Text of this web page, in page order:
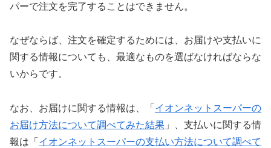
パーで注文を完了することはできません。
なぜならば、注文を確定するためには、お届けや支払いに
関する情報についても、最適なものを選ばなければならな
いからです。
なお、お届けに関する情報は、「 イオンネットスーパーの
お届け方法について調べてみた結果 」、支払いに関する情
報は「 イオンネットスーパーの支払い方法について調べて